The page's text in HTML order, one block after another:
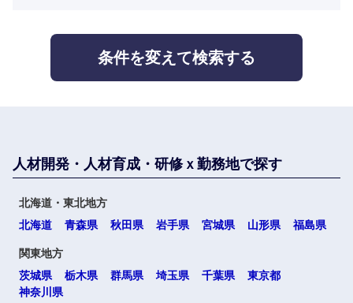
条件を変えて検索する
人材開発・人材育成・研修ｘ勤務地で探す
北海道・東北地方
北海道
青森県 秋田県 岩手県 宮城県 山形県 福島県
関東地方
茨城県
栃木県 群馬県 埼玉県 千葉県
東京都
神奈川県